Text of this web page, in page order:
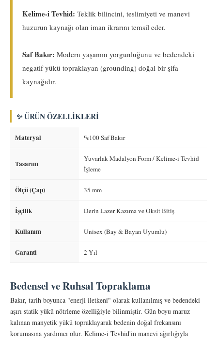
Kelime-i Tevhid: Teklik bilincini, teslimiyeti ve manevi
huzurun kaynağı olan iman ikrarını temsil eder.
Saf Bakır: Modern yaşamın yorgunluğunu ve bedendeki
negatif yükü topraklayan (grounding) doğal bir şifa
kaynağıdır.
✨ ÜRÜN ÖZELLIKLERI
Materyal %100 Saf Bakır
Tasarım
Yuvarlak Madalyon Form / Kelime-i Tevhid
İşleme
Ölçü (Çap) 35 mm
İşçilik Derin Lazer Kazıma ve Oksit Bitiş
Kullanım Unisex (Bay & Bayan Uyumlu)
Garanti 2 Yıl
Bedensel ve Ruhsal Topraklama
Bakır, tarih boyunca "enerji iletkeni" olarak kullanılmış ve bedendeki
aşırı statik yükü nötrleme özelliğiyle bilinmiştir. Gün boyu maruz
kalınan manyetik yükü topraklayarak bedenin doğal frekansını
korumasına yardımcı olur. Kelime-i Tevhid'in manevi ağırlığıyla